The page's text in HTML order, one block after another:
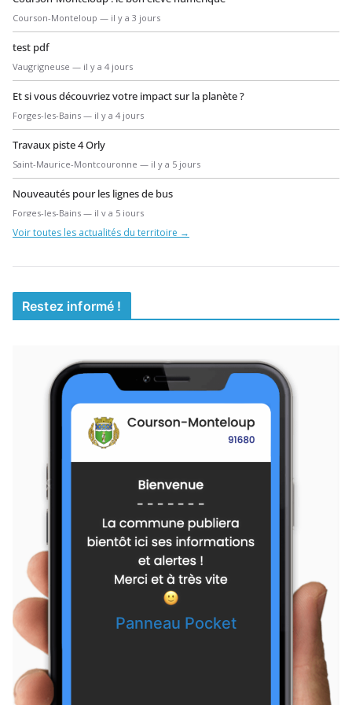
Courson-Monteloup — il y a 3 jours
test pdf
Vaugrigneuse — il y a 4 jours
Et si vous découvriez votre impact sur la planète ?
Forges-les-Bains — il y a 4 jours
Travaux piste 4 Orly
Saint-Maurice-Montcouronne — il y a 5 jours
Nouveautés pour les lignes de bus
Forges-les-Bains — il y a 5 jours
Formation BAFA 2026-2027
Travaux ENEDIS – Rue Saint-Jean
Forges-les-Bains — il y a 8 jours
Vaugrigneuse — il y a 9 jours
Collecte de sang du 23 juillet à Saint-Maurice-Montcouronne : merci
aux 50 volontaires
Courson-Monteloup — il y a 9 jours
au 7 août
Courson-Monteloup — il y a 9 jours
La commune a besoin de vos votes pour faire avancer deux projets à
destination de tous
Fontenay-lès-Briis — il y a 10 jours
Décès de Monsieur Gérard Wacheux
Pecqueuse — il y a 10 jours
Accès aux bois interdit
Vaugrigneuse — il y a 11 jours
La Poste supprime la boîte aux lettres rue du Chemin Tournant
Voir toutes les actualités du territoire →
Restez informé !
Panneau Pocket